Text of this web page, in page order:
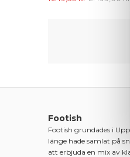
Footish
Footish grundades i
länge hade samlat på
att erbjuda en mix av